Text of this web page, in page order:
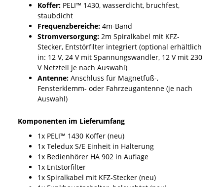
Koffer: PELI™ 1430, wasserdicht, bruchfest,
staubdicht
Frequenzbereiche: 4m-Band
Stromversorgung: 2m Spiralkabel mit KFZ-
Stecker, Entstörfilter integriert (optional erhältlich
in: 12 V, 24 V mit Spannungswandler, 12 V mit 230
V Netzteil je nach Auswahl)
Antenne: Anschluss für Magnetfuß-,
Fensterklemm- oder Fahrzeugantenne (je nach
Auswahl)
Komponenten im Lieferumfang
1x PELI™ 1430 Koffer (neu)
1x Teledux S/E Einheit in Halterung
1x Bedienhörer HA 902 in Auflage
1x Entstörfilter
1x Spiralkabel mit KFZ-Stecker (neu)